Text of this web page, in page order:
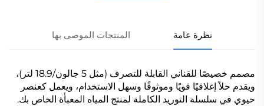
نظرة عامة المنتجات الموصى بها
مصمم خصيصًا للقناني القابلة للتصرف (مثل 5 جالون/18.9 لتر)،
ويقدم حلاً إغلاقيًا قويًا وموثوقًا وسهل الاستخدام، ويعمل كعنصر
حيوي في سلسلة التوريد الكاملة لمنتج المياه المعبأة الخاص بك.